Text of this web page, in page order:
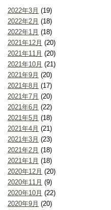
2022年3月 (19)
2022年2月 (18)
2022年1月 (18)
2021年12月 (20)
2021年11月 (20)
2021年10月 (21)
2021年9月 (20)
2021年8月 (17)
2021年7月 (20)
2021年6月 (22)
2021年5月 (18)
2021年4月 (21)
2021年3月 (23)
2021年2月 (18)
2021年1月 (18)
2020年12月 (20)
2020年11月 (9)
2020年10月 (22)
2020年9月 (20)